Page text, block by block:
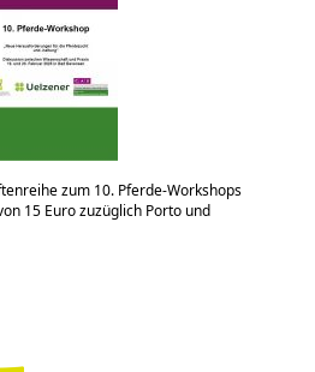
zum 10. Pferde-Workshops
15 Euro zuzüglich Porto und